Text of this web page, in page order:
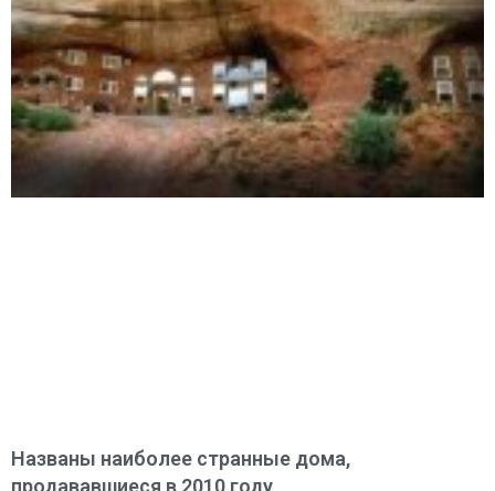
Названы наиболее странные дома,
продававшиеся в 2010 году